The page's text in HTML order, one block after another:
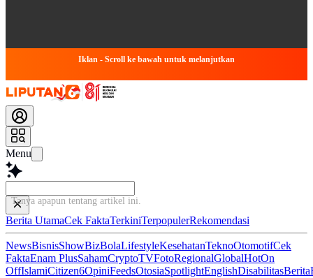
Iklan - Scroll ke bawah untuk melanjutkan
Menu
Tanya apapun tentang artikel
Berita UtamaCek FaktaTerkiniTerpopulerRekomendasi
NewsBisnisShowBizBolaLifestyleKesehatanTeknoOtomotifCek
FaktaEnam PlusSahamCryptoTVFotoRegionalGlobalHotOn
OffIslamiCitizen6OpiniFeedsOtosiaSpotlightEnglishDisabilitasBerita